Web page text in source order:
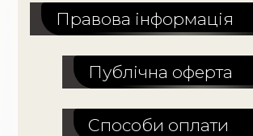
Правова інформація
Публічна оферта
Способи оплати